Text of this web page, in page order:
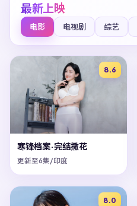
最新上映
电影 电视剧 综艺
8.6
寒锋档案·完结撒花
更新至6集/印度
8.0